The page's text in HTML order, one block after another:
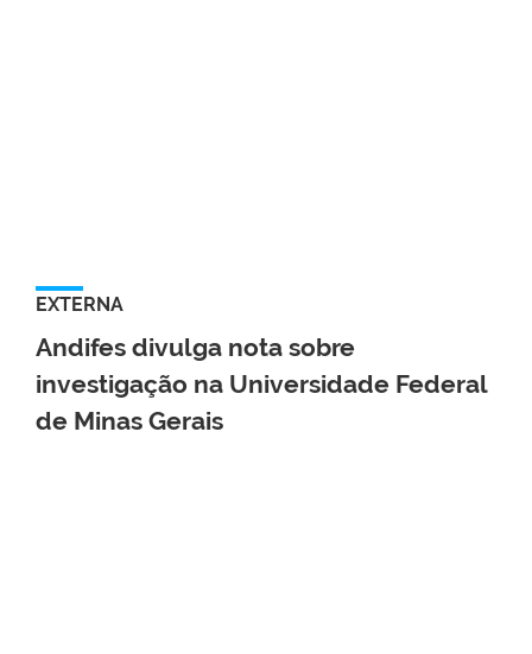
EXTERNA
Andifes divulga nota sobre
investigação na Universidade Federal
de Minas Gerais